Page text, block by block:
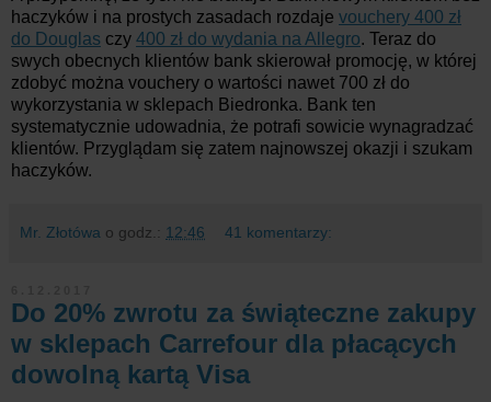
haczyków i na prostych zasadach rozdaje vouchery 400 zł
do Douglas czy 400 zł do wydania na Allegro. Teraz do
swych obecnych klientów bank skierował promocję, w której
zdobyć można vouchery o wartości nawet 700 zł do
wykorzystania w sklepach Biedronka. Bank ten
systematycznie udowadnia, że potrafi sowicie wynagradzać
klientów. Przyglądam się zatem najnowszej okazji i szukam
haczyków.
Mr. Złotówa o godz.: 12:46 41 komentarzy:
Do 20% zwrotu za świąteczne zakupy
w sklepach Carrefour dla płacących
dowolną kartą Visa